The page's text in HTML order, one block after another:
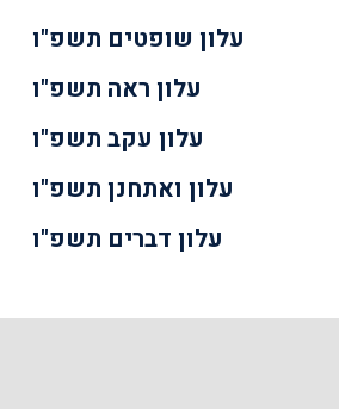
עלון שופטים תשפ"ו
עלון ראה תשפ"ו
עלון עקב תשפ"ו
עלון ואתחנן תשפ"ו
עלון דברים תשפ"ו